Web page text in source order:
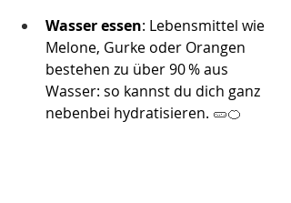
Wasser essen: Lebensmittel wie
Melone, Gurke oder Orangen
bestehen zu über 90 % aus
Wasser: so kannst du dich ganz
nebenbei hydratisieren. ​ 🥒🍊